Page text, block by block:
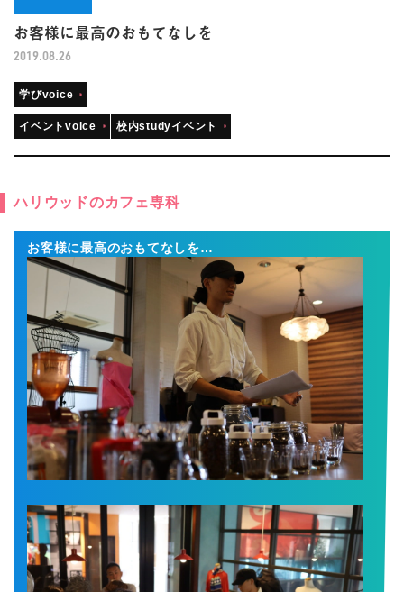
お客様に最高のおもてなしを
2019.08.26
学びvoice
イベントvoice 校内studyイベント
ハリウッドのカフェ専科
お客様に最高のおもてなしを…